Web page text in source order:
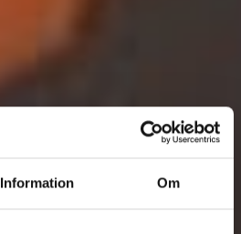
Information Om